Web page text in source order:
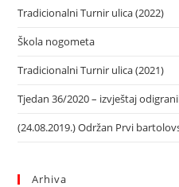
Tradicionalni Turnir ulica (2022)
Škola nogometa
Tradicionalni Turnir ulica (2021)
Tjedan 36/2020 – izvještaj
(24.08.2019.) Održan Prvi
Arhiva